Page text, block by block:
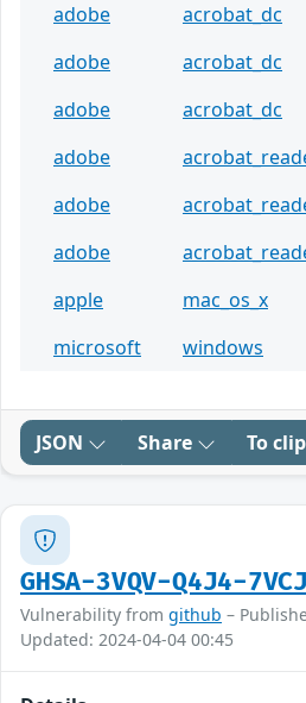
adobe acrobat_dc
adobe
acrobat_dc
adobe
acrobat_dc
adobe
adobe
adobe
apple
mac_os_x
microsoft
windows
JSON Share To
GHSA-3VQV-Q4J4-7VCJ
Vulnerability from github –
Updated: 2024-04-04 00:45